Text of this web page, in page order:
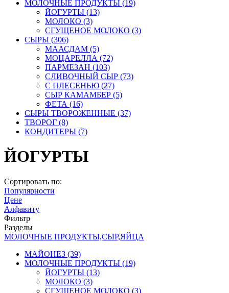
МОЛОЧНЫЕ ПРОДУКТЫ (19)
ЙОГУРТЫ (13)
МОЛОКО (3)
СГУЩЕНОЕ МОЛОКО (3)
СЫРЫ (306)
МААСДАМ (5)
МОЦАРЕЛЛА (72)
ПАРМЕЗАН (103)
СЛИВОЧНЫЙ СЫР (73)
С ПЛЕСЕНЬЮ (27)
СЫР КАМАМБЕР (5)
ФЕТА (16)
СЫРЫ ТВОРОЖЕННЫЕ (37)
ТВОРОГ (8)
КОНДИТЕРЫ (7)
ЙОГУРТЫ
Сортировать по:
Популярности
Цене
Алфавиту
Фильтр
Разделы
МОЛОЧНЫЕ ПРОДУКТЫ,СЫР,ЯЙЦА
МАЙОНЕЗ (39)
МОЛОЧНЫЕ ПРОДУКТЫ (19)
ЙОГУРТЫ (13)
МОЛОКО (3)
СГУЩЕНОЕ МОЛОКО (3)